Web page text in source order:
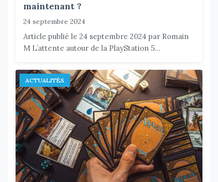
maintenant ?
24 septembre 2024
Article publié le 24 septembre 2024 par Romain
M L’attente autour de la PlayStation 5...
ACTUALITÉS